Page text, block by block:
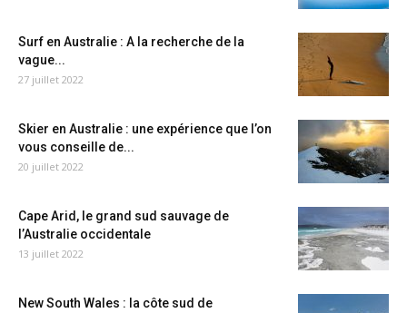
Surf en Australie : A la recherche de la
vague...
27 juillet 2022
Skier en Australie : une expérience que l’on
vous conseille de...
20 juillet 2022
Cape Arid, le grand sud sauvage de
l’Australie occidentale
13 juillet 2022
New South Wales : la côte sud de